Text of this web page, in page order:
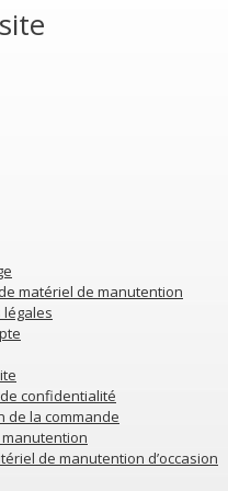
matériel de manutention
confidentialité
de la commande
de manutention d’occasion